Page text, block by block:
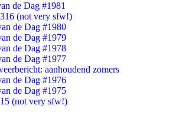
de Dag #1981
(not very sfw!)
de Dag #1980
de Dag #1979
de Dag #1978
de Dag #1977
aanhoudend zomers
de Dag #1976
de Dag #1975
(not very sfw!)